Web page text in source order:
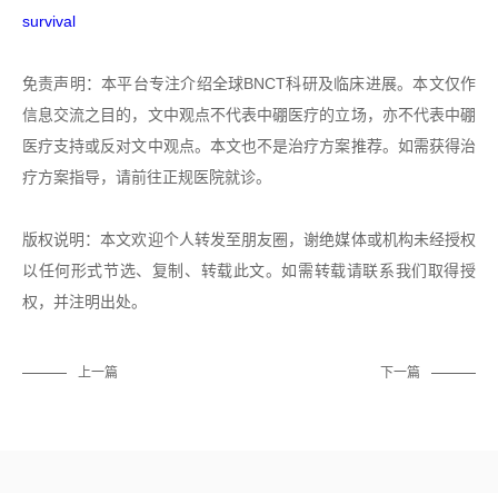
survival
免责声明：本平台专注介绍全球BNCT科研及临床进展。本文仅作
信息交流之目的，文中观点不代表中硼医疗的立场，亦不代表中硼
医疗支持或反对文中观点。本文也不是治疗方案推荐。如需获得治
疗方案指导，请前往正规医院就诊。
版权说明：本文欢迎个人转发至朋友圈，谢绝媒体或机构未经授权
以任何形式节选、复制、转载此文。如需转载请联系我们取得授
权，并注明出处。
上一篇 下一篇